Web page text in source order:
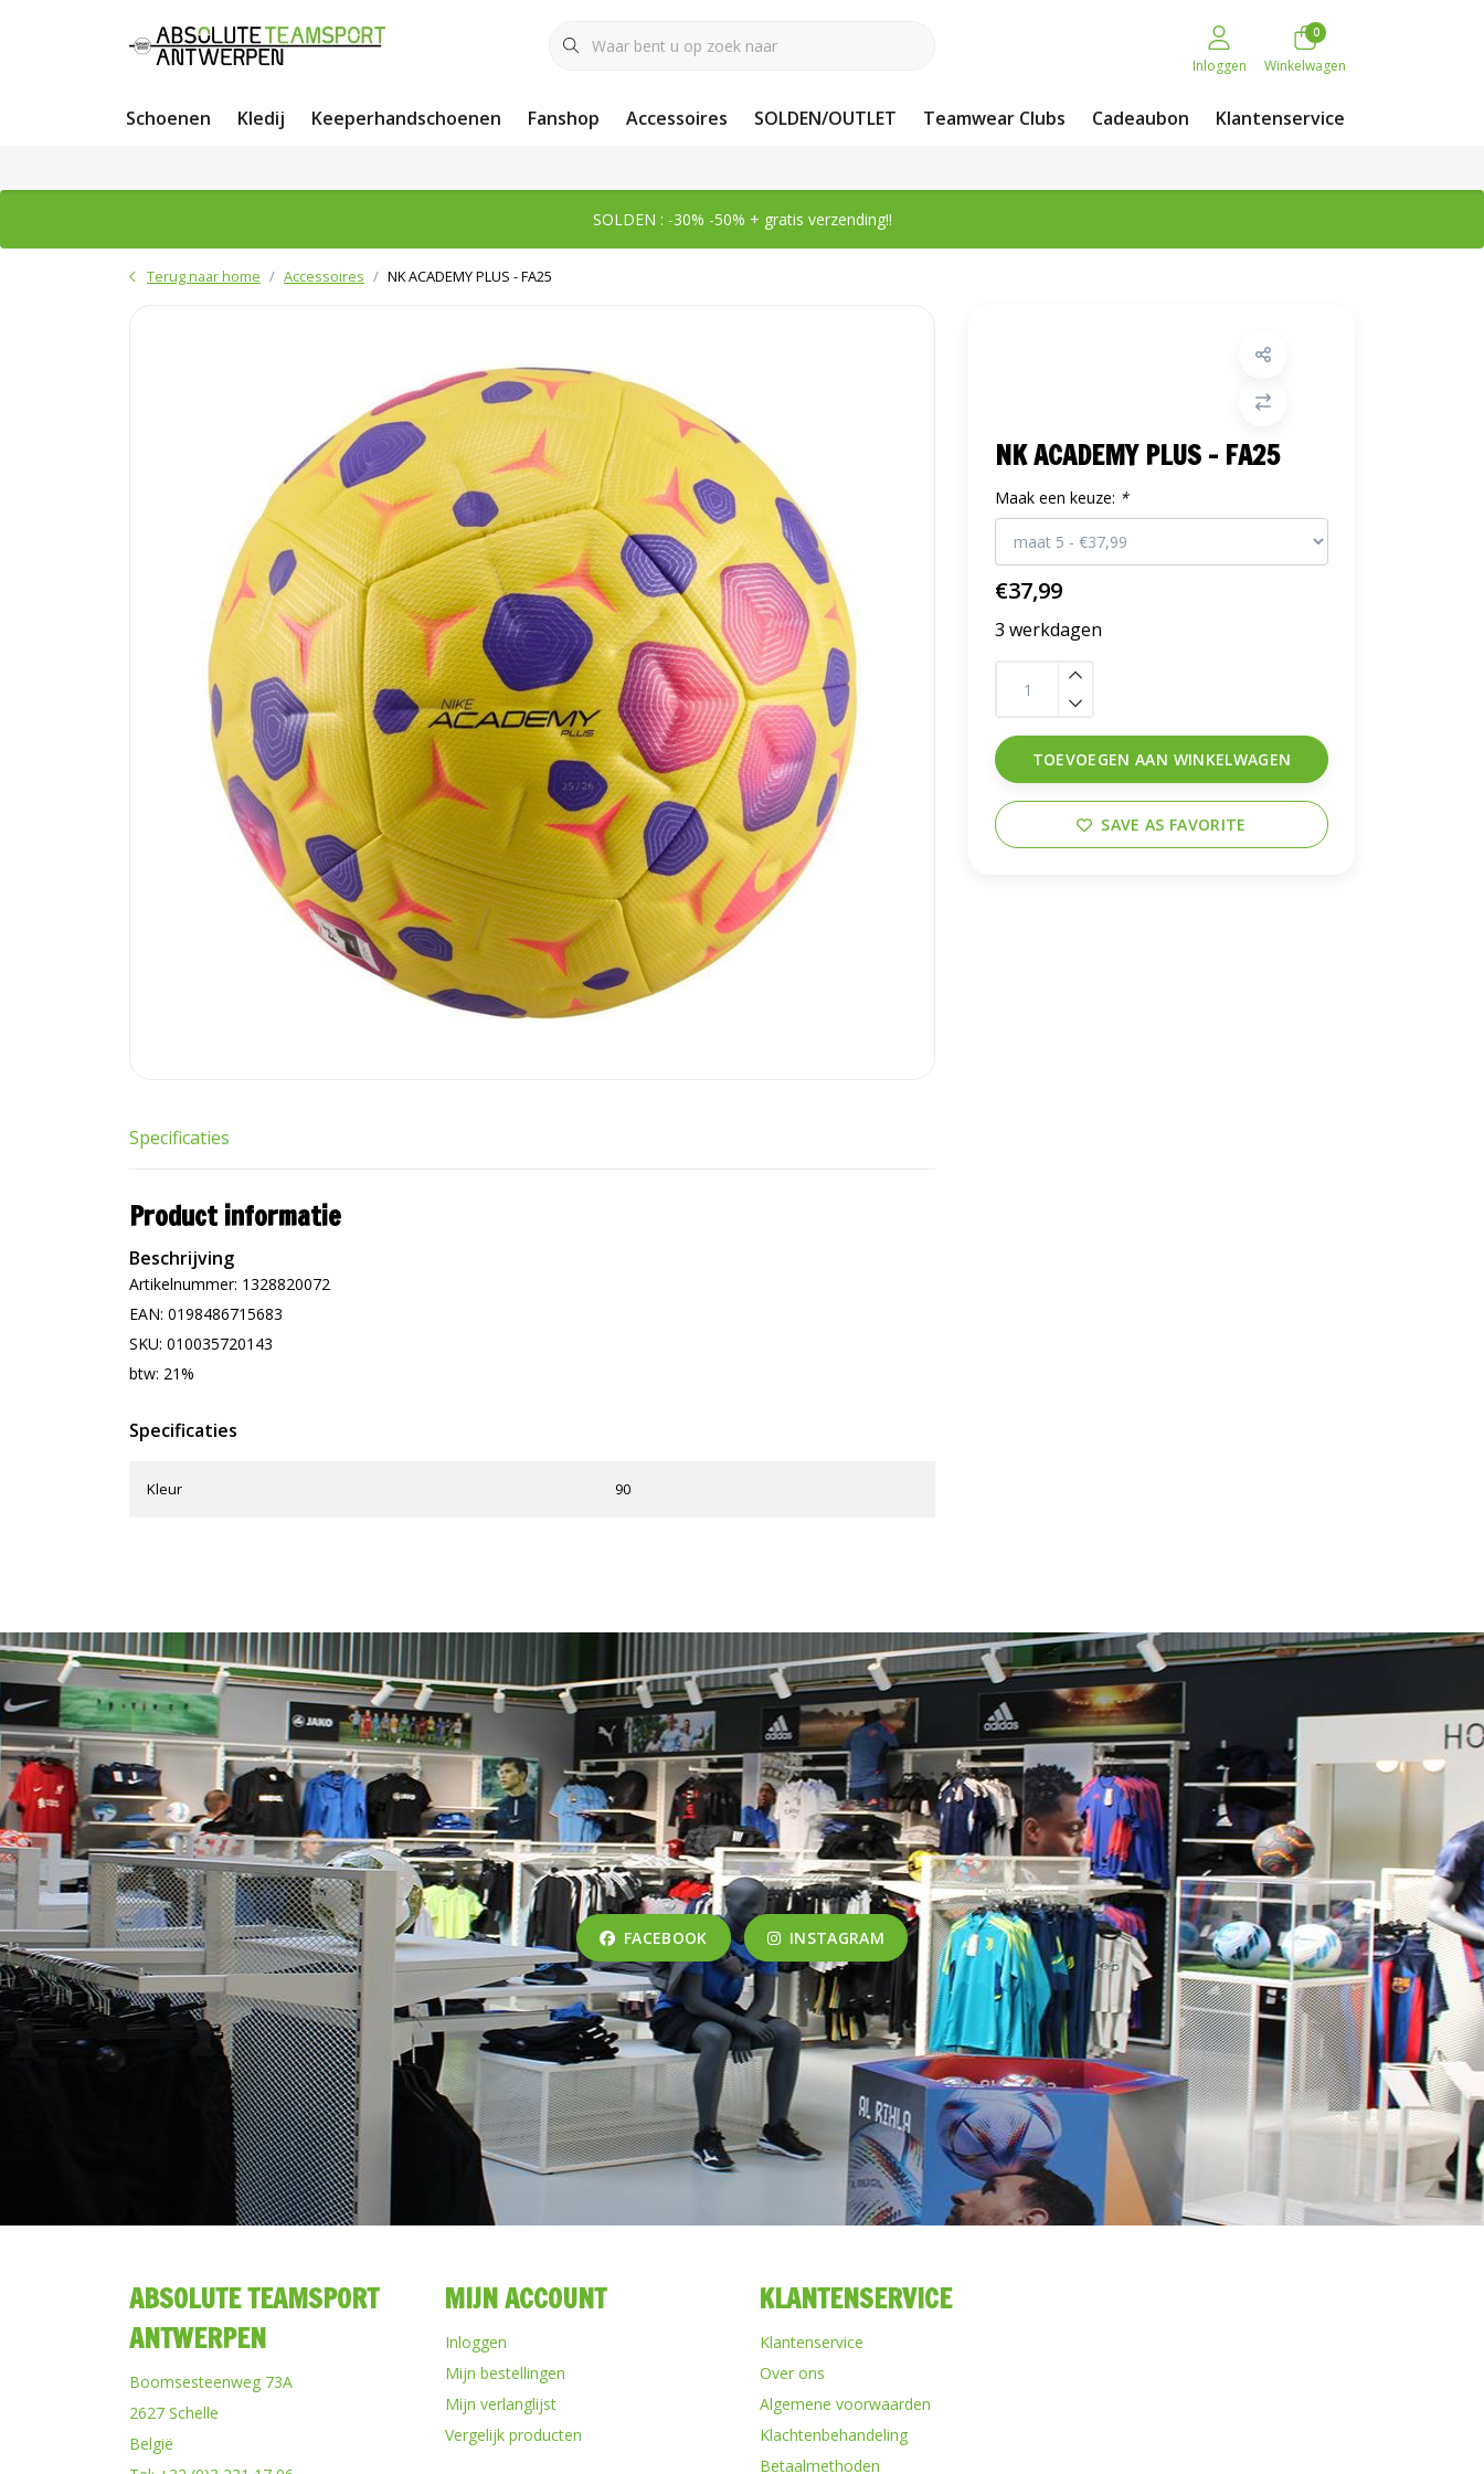
Inloggen
0
Winkelwagen
Schoenen Kledij Keeperhandschoenen Fanshop Accessoires SOLDEN/OUTLET Teamwear Clubs Cadeaubon Klantenservice
SOLDEN : -30% -50% + gratis verzending!!
Terug naar home Accessoires NK ACADEMY PLUS - FA25
NK ACADEMY PLUS - FA25
Maak een keuze: *
€37,99
3 werkdagen
TOEVOEGEN AAN WINKELWAGEN
SAVE AS FAVORITE
Specificaties
Product informatie
Beschrijving
Artikelnummer: 1328820072
EAN: 0198486715683
SKU: 010035720143
btw: 21%
Specificaties
Kleur 90
FACEBOOK INSTAGRAM
ABSOLUTE TEAMSPORT
ANTWERPEN
Boomsesteenweg 73A
2627 Schelle
België
MIJN ACCOUNT
Inloggen
Mijn bestellingen
Mijn verlanglijst
Vergelijk producten
KLANTENSERVICE
Klantenservice
Over ons
Algemene voorwaarden
Klachtenbehandeling
Betaalmethoden